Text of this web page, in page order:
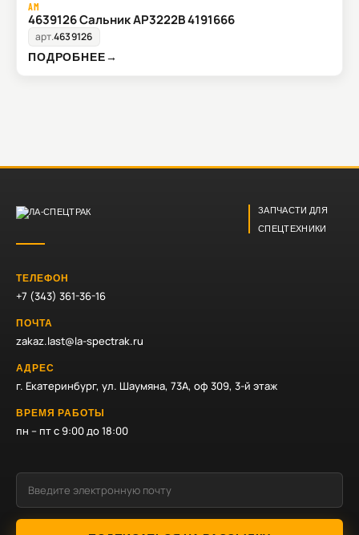
AM
4639126 Сальник AP3222B 4191666
арт.4639126
ПОДРОБНЕЕ→
ЗАПЧАСТИ ДЛЯ
СПЕЦТЕХНИКИ
ТЕЛЕФОН
+7 (343) 361-36-16
ПОЧТА
zakaz.last@la-spectrak.ru
АДРЕС
г. Екатеринбург, ул. Шаумяна, 73А, оф 309, 3-й этаж
ВРЕМЯ РАБОТЫ
пн – пт с 9:00 до 18:00